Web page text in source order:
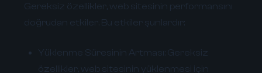
Gereksiz özellikler, web sitesinin performansını
doğrudan etkiler. Bu etkiler şunlardır:
Yüklenme Süresinin Artması: Gereksiz
özellikler, web sitesinin yüklenmesi için